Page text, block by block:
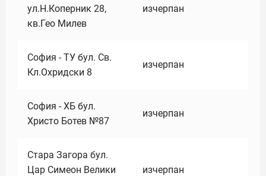
ул.Н.Коперник 28,
кв.Гео Милев
изчерпан
София - ТУ бул. Св.
Кл.Охридски 8
изчерпан
София - ХБ бул.
Христо Ботев №87
изчерпан
Стара Загора бул.
Цар Симеон Велики
изчерпан